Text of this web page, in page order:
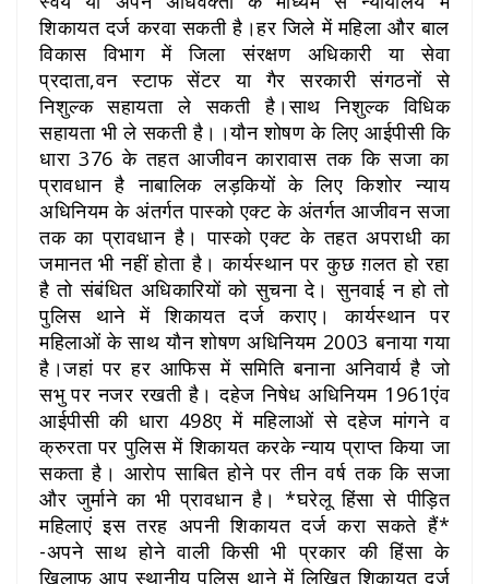
शिकायत दर्ज करवा सकती है।हर जिले में महिला और बाल
विकास विभाग में जिला संरक्षण अधिकारी या सेवा
प्रदाता,वन स्टाफ सेंटर या गैर सरकारी संगठनों से
निशुल्क सहायता ले सकती है।साथ निशुल्क विधिक
सहायता भी ले सकती है।।यौन शोषण के लिए आईपीसी कि
धारा 376 के तहत आजीवन कारावास तक कि सजा का
प्रावधान है ‌नाबालिक लड़कियों के लिए किशोर न्याय
अधिनियम के अंतर्गत पास्को एक्ट के अंतर्गत आजीवन सजा
तक का प्रावधान है। पास्को एक्ट के तहत अपराधी का
जमानत भी नहीं होता है। कार्यस्थान पर कुछ ग़लत हो रहा
है तो संबंधित अधिकारियों को सुचना दे। सुनवाई न हो तो
पुलिस थाने में शिकायत दर्ज कराए। कार्यस्थान पर
महिलाओं के साथ यौन शोषण अधिनियम 2003 बनाया गया
है।जहां पर हर आफिस में समिति बनाना अनिवार्य है जो
सभु पर नजर रखती है। दहेज निषेध अधिनियम 1961एंव
आईपीसी की धारा 498ए में महिलाओं से दहेज मांगने व
क्रुरता पर पुलिस में शिकायत करके न्याय प्राप्त किया जा
सकता है। आरोप साबित होने पर तीन वर्ष तक कि सजा
और जुर्माने का भी प्रावधान है। *घरेलू हिंसा से पीड़ित
महिलाएं इस तरह अपनी शिकायत दर्ज करा सकते हैं*
-अपने साथ होने वाली किसी भी प्रकार की हिंसा के
खिलाफ आप स्थानीय पुलिस थाने में लिखित शिकायत दर्ज